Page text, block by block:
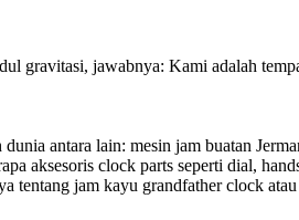
gravitasi, jawabnya: Kami adalah
antara lain: mesin jam buatan
aksesoris clock parts seperti dial,
tentang jam kayu grandfather clock